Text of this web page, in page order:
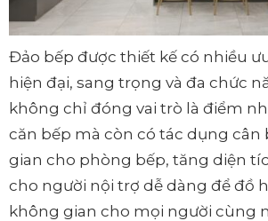
Đảo bếp được thiết kế có nhiều
hiện đại, sang trọng và đa chức
không chỉ đóng vai trò là điểm
căn bếp mà còn có tác dụng cân
gian cho phòng bếp, tăng diện
cho người nội trợ dễ dàng để đồ
không gian cho mọi người cùng